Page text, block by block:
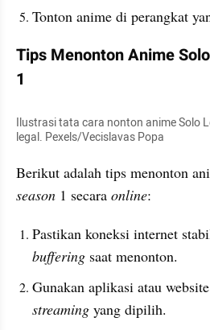
Tonton anime di perangkat
Tips Menonton Anime
1
Ilustrasi tata cara nonton anime Solo
legal. Pexels/Vecislavas Popa
season 1 secara online:
buffering saat menonton.
streaming yang dipilih.